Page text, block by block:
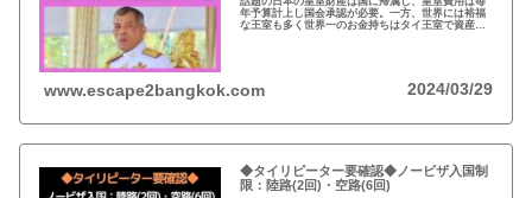
年予算計上し国会承認が必要。一方、世界には裕福
な王室も多く世界一のお金持ちはタイ王室で資産は
www.escape2bangkok.com 2024/03/29
◆タイリピーター要確認◆ノービザ入国制
限：陸路(2回)・空路(6回)